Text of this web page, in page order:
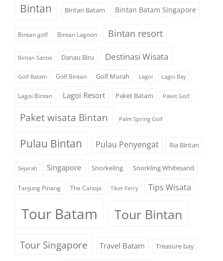
Bintan Bintan Batam Bintan Batam Singapore
Bintan golf Bintan Lagoon Bintan resort
Bintan Santai Danau Biru Destinasi Wisata
Golf Batam Golf Bintan Golf Murah Lagoi Lagoi Bay
Lagoi Bintan Lagoi Resort Paket Batam Paket Golf
Paket wisata Bintan Palm Spring Golf
Pulau Bintan Pulau Penyengat Ria Bintan
Sejarah Singapore Snorkeling Snorkling Whitesand
Tanjung Pinang The Canopi Tiket Ferry Tips Wisata
Tour Batam Tour Bintan
Tour Singapore Travel Batam Treasure bay